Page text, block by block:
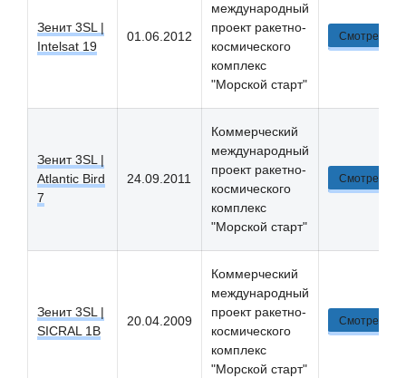
Зенит 3SL |
Intelsat 19
01.06.2012
международный
проект ракетно-
космического
комплекс
"Морской старт"
Смотреть
Зенит 3SL |
Atlantic Bird
7
24.09.2011
Коммерческий
международный
проект ракетно-
космического
комплекс
"Морской старт"
Смотреть
Зенит 3SL |
SICRAL 1B
20.04.2009
Коммерческий
международный
проект ракетно-
космического
комплекс
"Морской старт"
Смотреть